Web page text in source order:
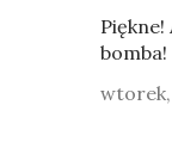
bomba!
wtorek,